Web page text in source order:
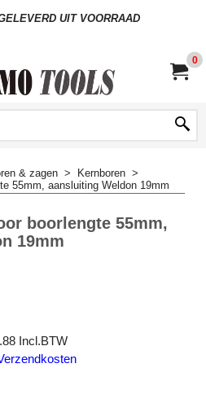
UIT VOORRAAD
0
& zagen > Kernboren >
55mm, aansluiting Weldon 19mm
boorlengte 55mm,
19mm
Incl.BTW